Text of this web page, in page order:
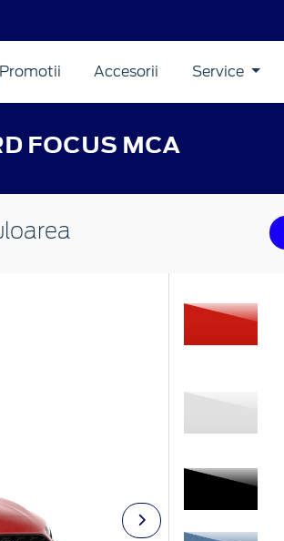
Promotii Accesorii Service
FOCUS MCA